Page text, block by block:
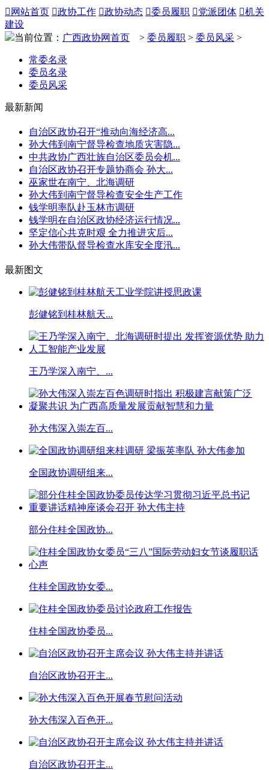
 网站首页 政协工作 政协动态 委员履职 党派团体 机关
建设
当前位置： 广西政协网首页 > 委员履职 > 委员风采 >
常委名录
委员名录
委员风采
最新新闻
自治区政协召开“推动向海经济高...
孙大伟到南宁督导检查地质灾害隐...
中共政协广西壮族自治区委员会机...
自治区政协召开专题协商会 孙大...
巫家世在南宁、北海调研
孙大伟到南宁督导检查安全生产工作
钱学明率队赴玉林市调研
钱学明在自治区政协经济运行情况...
坚定信心共克时艰 全力推进灾后...
孙大伟带队督导检查水库安全度汛...
最新图文
彭健铭到桂林航天...
王乃学深入南宁、...
孙大伟深入崇左百...
全国政协调研组来...
部分住桂全国政协...
住桂全国政协女委...
住桂全国政协委员...
自治区政协召开主...
孙大伟深入百色开...
自治区政协召开主...